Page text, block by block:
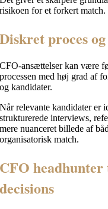
risikoen for et forkert match.
Diskret proces
CFO-ansættelser kan være
processen med høj grad af
og kandidater.
Når relevante kandidater er
strukturerede interviews,
mere nuanceret billede af
organisatorisk match.
CFO
decisions